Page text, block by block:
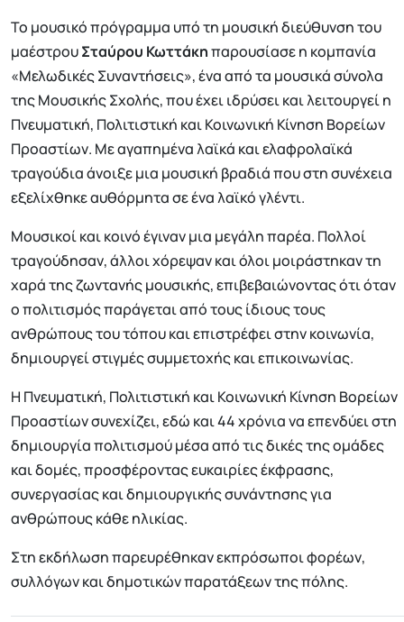
Το μουσικό πρόγραμμα υπό τη μουσική διεύθυνση του
μαέστρουΣταύρου Κωττάκηπαρουσίασε η κομπανία
«Μελωδικές Συναντήσεις», ένα από τα μουσικά σύνολα
της Μουσικής Σχολής, που έχει ιδρύσει και λειτουργεί η
Πνευματική, Πολιτιστική και Κοινωνική Κίνηση Βορείων
Προαστίων. Με αγαπημένα λαϊκά και ελαφρολαϊκά
τραγούδια άνοιξε μια μουσική βραδιά που στη συνέχεια
εξελίχθηκε αυθόρμητα σε ένα λαϊκό γλέντι.
Μουσικοί και κοινό έγιναν μια μεγάλη παρέα. Πολλοί
τραγούδησαν, άλλοι χόρεψαν και όλοι μοιράστηκαν τη
χαρά της ζωντανής μουσικής, επιβεβαιώνοντας ότι όταν
ο πολιτισμός παράγεται από τους ίδιους τους
ανθρώπους του τόπου και επιστρέφει στην κοινωνία,
δημιουργεί στιγμές συμμετοχής και επικοινωνίας.
Η Πνευματική, Πολιτιστική και Κοινωνική Κίνηση Βορείων
Προαστίων συνεχίζει, εδώ και 44 χρόνια να επενδύει στη
δημιουργία πολιτισμού μέσα από τις δικές της ομάδες
και δομές, προσφέροντας ευκαιρίες έκφρασης,
συνεργασίας και δημιουργικής συνάντησης για
ανθρώπους κάθε ηλικίας.
Στη εκδήλωση παρευρέθηκαν εκπρόσωποι φορέων,
συλλόγων και δημοτικών παρατάξεων της πόλης.